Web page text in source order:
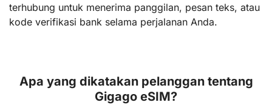
terhubung untuk menerima panggilan, pesan teks, atau
kode verifikasi bank selama perjalanan Anda.
Apa yang dikatakan pelanggan tentang
Gigago eSIM?